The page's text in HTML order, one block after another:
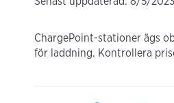
ChargePoint-stationer ägs
för laddning. Kontrollera